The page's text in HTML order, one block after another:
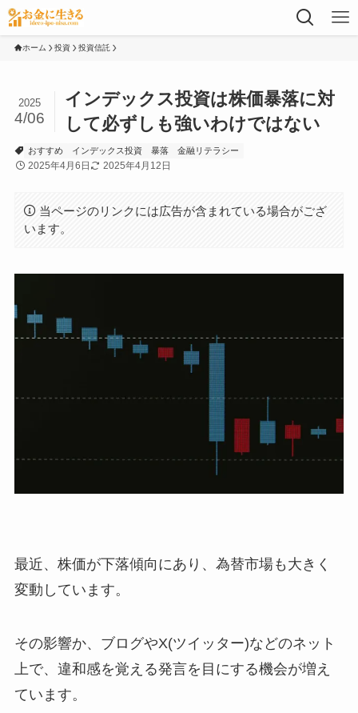
ホーム 投資 投資信託
インデックス投資は株価暴落に対
して必ずしも強いわけではない
2025
4/06
おすすめ インデックス投資 暴落 金融リテラシー
2025年4月6日 2025年4月12日
当ページのリンクには広告が含まれている場合がござ
います。
最近、株価が下落傾向にあり、為替市場も大きく
変動しています。
その影響か、ブログやX(ツイッター)などのネット
上で、違和感を覚える発言を目にする機会が増え
ています。